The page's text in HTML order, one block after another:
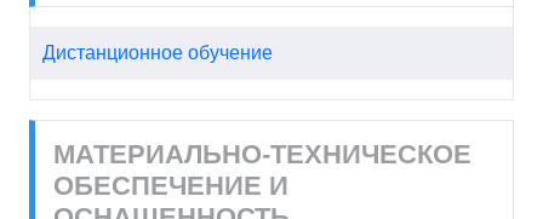
Дистанционное обучение
МАТЕРИАЛЬНО-ТЕХНИЧЕСКОЕ
ОБЕСПЕЧЕНИЕ И